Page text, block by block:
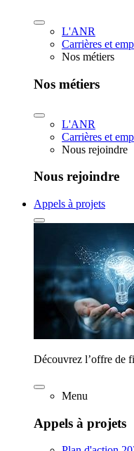
L'ANR
Carrières et
Nos métiers
Nos métiers
L'ANR
Carrières et
Nous rejoindre
Nous rejoindre
Appels à projets
Découvrez l’offre de
Menu
Appels à projets